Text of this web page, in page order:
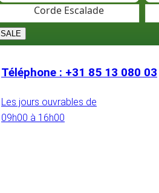
Corde Escalade
SALE
Téléphone : +31 85 13 080 03
Les jours ouvrables de
09h00 à 16h00